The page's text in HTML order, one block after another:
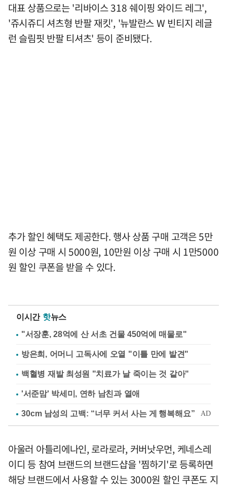
대표 상품으로는 '리바이스 318 쉐이핑 와이드 레그',
'쥬시쥬디 셔츠형 반팔 재킷', '뉴발란스 W 빈티지 레글
런 슬림핏 반팔 티셔츠' 등이 준비됐다.
추가 할인 혜택도 제공한다. 행사 상품 구매 고객은 5만
원 이상 구매 시 5000원, 10만원 이상 구매 시 1만5000
원 할인 쿠폰을 받을 수 있다.
이시간 핫뉴스
"서장훈, 28억에 산 서초 건물 450억에 매물로"
방은희, 어머니 고독사에 오열 "이틀 만에 발견"
백혈병 재발 최성원 "치료가 날 죽이는 것 같아"
'서준맘' 박세미, 연하 남친과 열애
아울러 아틀리에나인, 로라로라, 커버낫우먼, 케네스레
이디 등 참여 브랜드의 브랜드샵을 '찜하기'로 등록하면
해당 브랜드에서 사용할 수 있는 3000원 할인 쿠폰도 지